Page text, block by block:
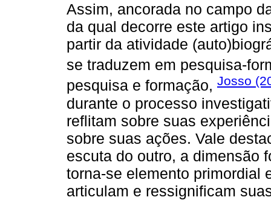
Assim, ancorada no campo
da qual decorre este artigo
partir da atividade
se traduzem em pesquisa-
pesquisa e formação, Josso
durante o processo
reflitam sobre suas
sobre suas ações. Vale
escuta do outro, a dimensão
torna-se elemento primordial
articulam e ressignificam